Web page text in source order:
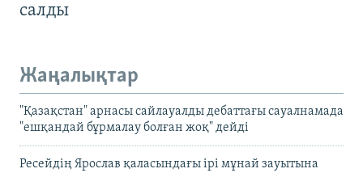
салды
Жаңалықтар
"Қазақстан" арнасы сайлауалды дебаттағы сауалнамада
"ешқандай бұрмалау болған жоқ" дейді
Ресейдің Ярослав қаласындағы ірі мұнай зауытына